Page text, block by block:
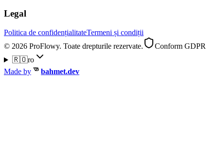
Legal
Politica de confidențialitateTermeni și condiții
© 2026 ProFlowy. Toate drepturile rezervate.
Conform GDPR
🇷🇴ro
Made by
bahmet.dev